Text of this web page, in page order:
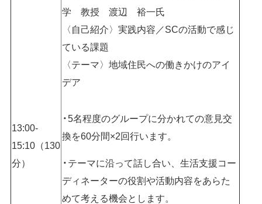
13:00-
15:10（130
分）
学 教授 渡辺 裕一氏
〈自己紹介〉実践内容／SCの活動で感じ
ている課題
〈テーマ〉地域住民への働きかけのアイ
デア
5名程度のグループに分かれての意見交
換を60分間×2回行います。
テーマに沿って話し合い、生活支援コー
ディネーターの役割や活動内容をあらた
めて考える機会とします。